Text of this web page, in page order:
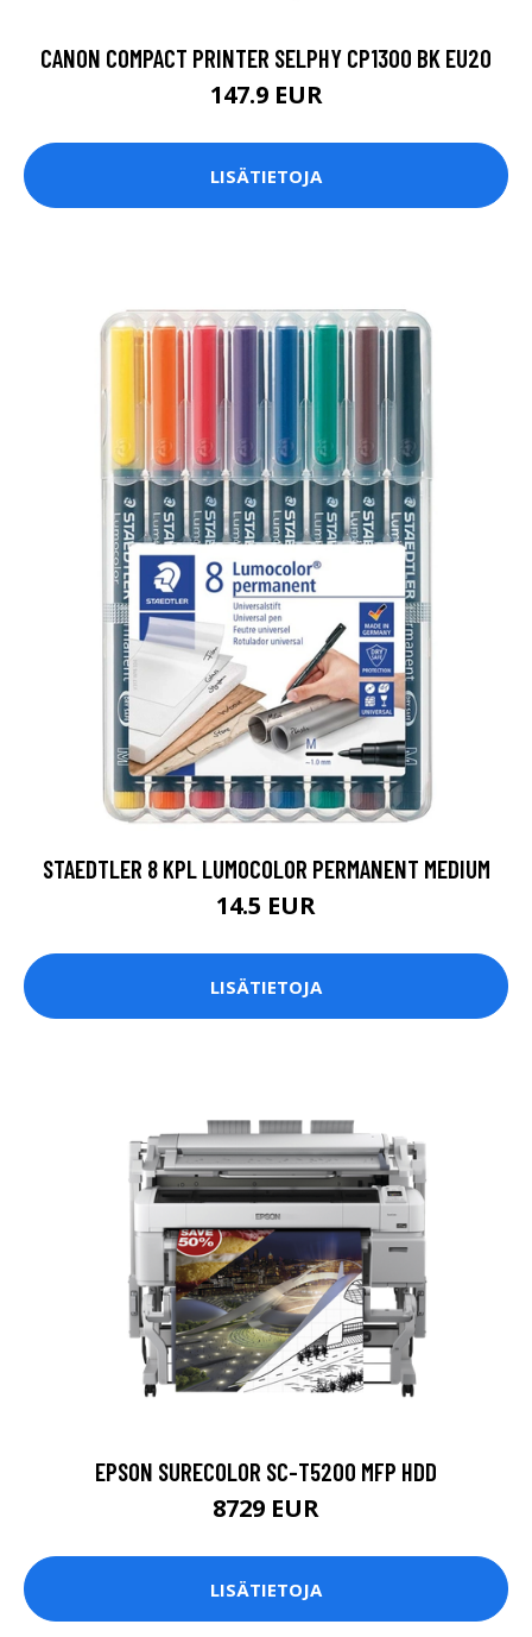
CANON COMPACT PRINTER SELPHY CP1300 BK EU20
147.9 EUR
LISÄTIETOJA
STAEDTLER 8 KPL LUMOCOLOR PERMANENT MEDIUM
14.5 EUR
LISÄTIETOJA
EPSON SURECOLOR SC-T5200 MFP HDD
8729 EUR
LISÄTIETOJA